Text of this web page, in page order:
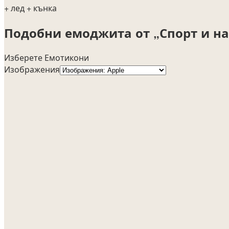
+ лед + кънка
Подобни емоджита от „Спорт и
Изберете Емотикони
Изображения